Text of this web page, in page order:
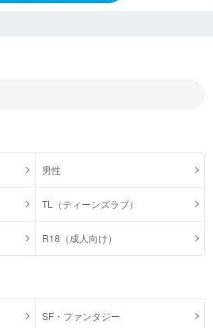
男性
TL（ティーンズラブ）
R18（成人向け）
SF・ファンタジー